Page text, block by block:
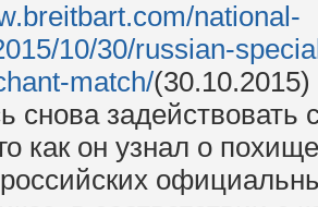
national-
10/30/russian-
match/
снова задействовать
как он узнал о